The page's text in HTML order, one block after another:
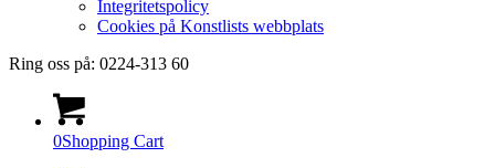
Integritetspolicy
Cookies på Konstlists webbplats
Ring oss på: 0224-313 60
0Shopping Cart